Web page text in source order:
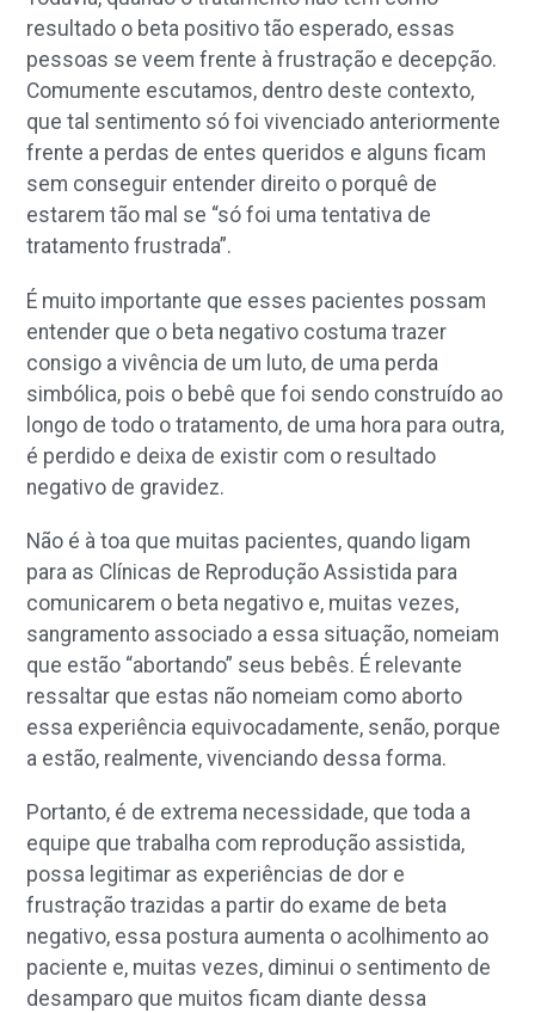
resultado o beta positivo tão esperado, essas
pessoas se veem frente à frustração e decepção.
Comumente escutamos, dentro deste contexto,
que tal sentimento só foi vivenciado anteriormente
frente a perdas de entes queridos e alguns ficam
sem conseguir entender direito o porquê de
estarem tão mal se “só foi uma tentativa de
tratamento frustrada”.
É muito importante que esses pacientes possam
entender que o beta negativo costuma trazer
consigo a vivência de um luto, de uma perda
simbólica, pois o bebê que foi sendo construído ao
longo de todo o tratamento, de uma hora para outra,
é perdido e deixa de existir com o resultado
negativo de gravidez.
Não é à toa que muitas pacientes, quando ligam
para as Clínicas de Reprodução Assistida para
comunicarem o beta negativo e, muitas vezes,
sangramento associado a essa situação, nomeiam
que estão “abortando” seus bebês. É relevante
ressaltar que estas não nomeiam como aborto
essa experiência equivocadamente, senão, porque
a estão, realmente, vivenciando dessa forma.
Portanto, é de extrema necessidade, que toda a
equipe que trabalha com reprodução assistida,
possa legitimar as experiências de dor e
frustração trazidas a partir do exame de beta
negativo, essa postura aumenta o acolhimento ao
paciente e, muitas vezes, diminui o sentimento de
desamparo que muitos ficam diante dessa